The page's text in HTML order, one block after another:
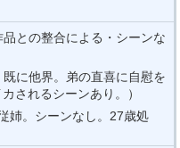
品との整合による・シーンな
既に他界。弟の直喜に自慰を
されるシーンあり。）
姉。シーンなし。27歳処